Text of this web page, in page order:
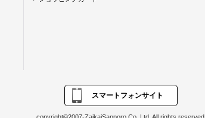
スマートフォンサイト